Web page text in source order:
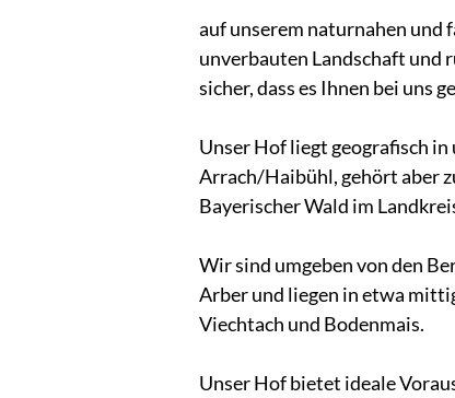
auf unserem naturnahen und
unverbauten Landschaft und
sicher, dass es Ihnen bei uns
Unser Hof liegt geografisch
Arrach/Haibühl, gehört aber
Bayerischer Wald im
Wir sind umgeben von den
Arber und liegen in etwa
Viechtach und Bodenmais.
Unser Hof bietet ideale